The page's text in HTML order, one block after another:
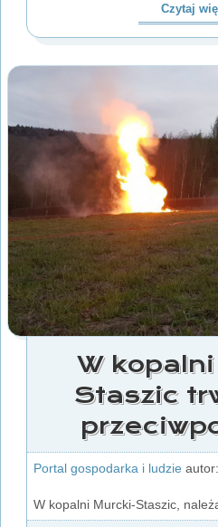
Czytaj
W
Staszic
Portal gospodarka i ludzie
W kopalni Murcki-Staszic,